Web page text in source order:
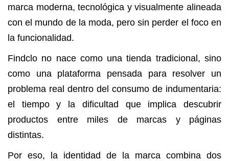
marca moderna, tecnológica y visualmente alineada
con el mundo de la moda, pero sin perder el foco en
la funcionalidad.
Findclo no nace como una tienda tradicional, sino
como una plataforma pensada para resolver un
problema real dentro del consumo de indumentaria:
el tiempo y la dificultad que implica descubrir
productos entre miles de marcas y páginas
distintas.
Por eso, la identidad de la marca combina dos